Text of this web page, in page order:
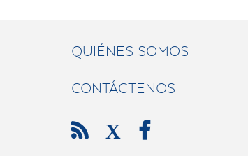
QUIÉNES SOMOS
CONTÁCTENOS
 X 